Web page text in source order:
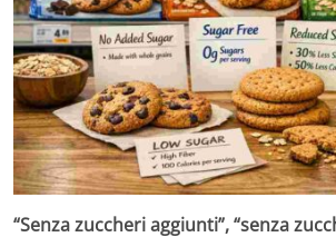
“Senza zuccheri aggiunti”, “senza